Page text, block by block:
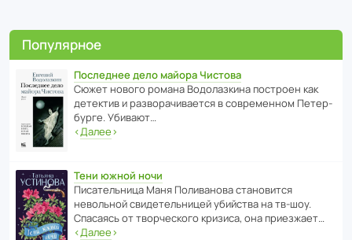
Популярное
Последнее дело майора Чистова
Сюжет нового романа Водо­ла­з­кина пост­роен как
дете­ктив и разво­ра­чи­ва­ется в совре­менном Пете­р­
бурге. Убивают…
‹Далее›
Тени южной ночи
Писа­тель­ница Маня Поли­ва­нова стано­вится
невольной свиде­тель­ницей убийства на тв-шоу.
Спасаясь от твор­че­с­кого кризиса, она приезжает…
‹Далее›